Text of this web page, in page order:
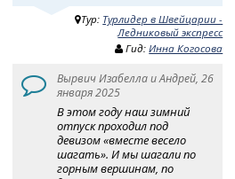
Тур: Турлидер в Швейцарии -
Ледниковый экспресс
Гид:Инна Когосова
Вырвич Изабелла и Андрей, 26
января 2025
В этом году наш зимний
отпуск проходил под
девизом «вместе весело
шагать». И мы шагали по
горным вершинам, по